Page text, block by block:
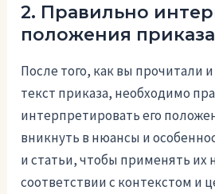
2. Правильно
положения приказа
После того, как вы прочитали
текст приказа, необходимо
интерпретировать его
вникнуть в нюансы и
и статьи, чтобы применять их
соответствии с контекстом и